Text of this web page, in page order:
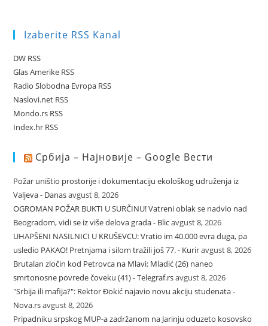
Izaberite RSS Kanal
DW RSS
Glas Amerike RSS
Radio Slobodna Evropa RSS
Naslovi.net RSS
Mondo.rs RSS
Index.hr RSS
Србија – Најновије – Google Вести
Požar uništio prostorije i dokumentaciju ekološkog udruženja iz
Valjeva - Danasavgust 8, 2026
OGROMAN POŽAR BUKTI U SURČINU! Vatreni oblak se nadvio nad
Beogradom, vidi se iz više delova grada - Blicavgust 8, 2026
UHAPŠENI NASILNICI U KRUŠEVCU: Vratio im 40.000 evra duga, pa
usledio PAKAO! Pretnjama i silom tražili još 77. - Kuriravgust 8, 2026
Brutalan zločin kod Petrovca na Mlavi: Mladić (26) naneo
smrtonosne povrede čoveku (41) - Telegraf.rsavgust 8, 2026
"Srbija ili mafija?": Rektor Đokić najavio novu akciju studenata -
Nova.rsavgust 8, 2026
Pripadniku srpskog MUP-a zadržanom na Jarinju oduzeto kosovsko